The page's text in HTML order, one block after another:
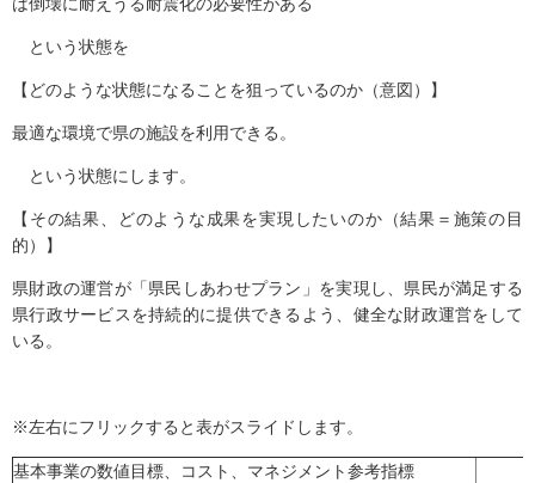
という状態を
【どのような状態になることを狙っているのか（意図）】
最適な環境で県の施設を利用できる。
という状態にします。
【その結果、どのような成果を実現したいのか（結果＝施策の目
的）】
県財政の運営が「県民しあわせプラン」を実現し、県民が満足する
県行政サービスを持続的に提供できるよう、健全な財政運営をして
いる。
※左右にフリックすると表がスライドします。
基本事業の数値目標、コスト、マネジメント参考指標